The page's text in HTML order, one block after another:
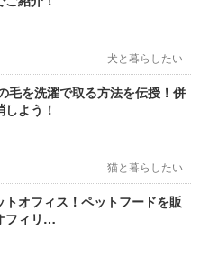
犬と暮らしたい
毛を洗濯で取る方法を伝授！併
よう！
猫と暮らしたい
トオフィス！ペットフードを販
フィリ…